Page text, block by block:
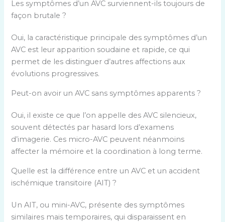
Les symptômes d’un AVC surviennent-ils toujours de
façon brutale ?
Oui, la caractéristique principale des symptômes d’un
AVC est leur apparition soudaine et rapide, ce qui
permet de les distinguer d’autres affections aux
évolutions progressives.
Peut-on avoir un AVC sans symptômes apparents ?
Oui, il existe ce que l’on appelle des AVC silencieux,
souvent détectés par hasard lors d’examens
d’imagerie. Ces micro-AVC peuvent néanmoins
affecter la mémoire et la coordination à long terme.
Quelle est la différence entre un AVC et un accident
ischémique transitoire (AIT) ?
Un AIT, ou mini-AVC, présente des symptômes
similaires mais temporaires, qui disparaissent en